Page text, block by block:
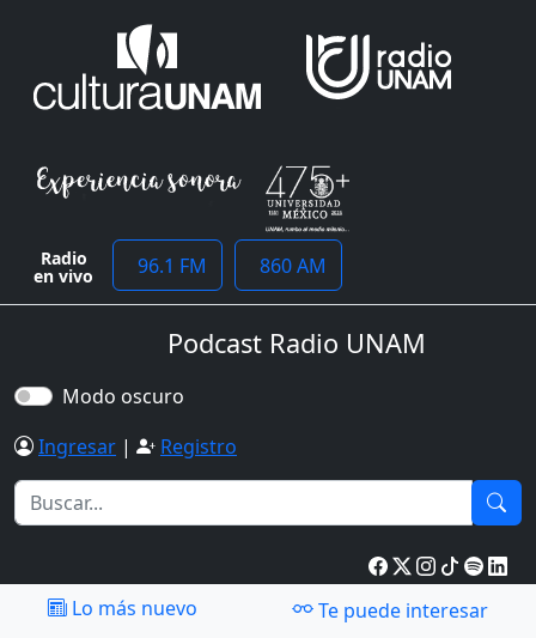
Radio
en vivo 96.1 FM 860 AM
Podcast Radio UNAM
Modo oscuro
Ingresar | Registro
Lo más nuevo
Te puede interesar